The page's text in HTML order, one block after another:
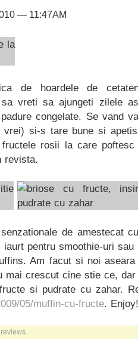
— 11:47AM
de hoardele de
vreti sa ajungeti zilele
congelate. Se vand
si-s tare bune si
rosii la care
revista.
de amestecat
pentru smoothie-uri
Am facut si noi
mai crescut cine stie ce,
si pudrate cu zahar.
05/muffin-cu-fructe. Enjoy!
reviews